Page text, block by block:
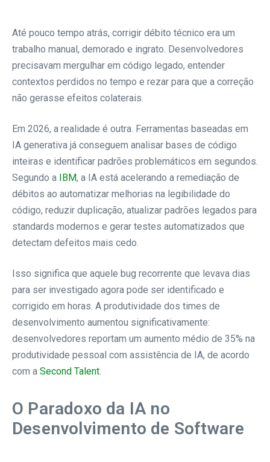
Até pouco tempo atrás, corrigir débito técnico era um
trabalho manual, demorado e ingrato. Desenvolvedores
precisavam mergulhar em código legado, entender
contextos perdidos no tempo e rezar para que a correção
não gerasse efeitos colaterais.
Em 2026, a realidade é outra. Ferramentas baseadas em
IA generativa já conseguem analisar bases de código
inteiras e identificar padrões problemáticos em segundos.
Segundo a IBM, a IA está acelerando a remediação de
débitos ao automatizar melhorias na legibilidade do
código, reduzir duplicação, atualizar padrões legados para
standards modernos e gerar testes automatizados que
detectam defeitos mais cedo.
Isso significa que aquele bug recorrente que levava dias
para ser investigado agora pode ser identificado e
corrigido em horas. A produtividade dos times de
desenvolvimento aumentou significativamente:
desenvolvedores reportam um aumento médio de 35% na
produtividade pessoal com assistência de IA, de acordo
com a Second Talent.
O Paradoxo da IA no
Desenvolvimento de Software